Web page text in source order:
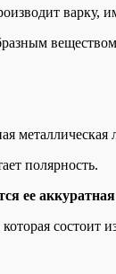
варку,
полярность.
ее
состоит